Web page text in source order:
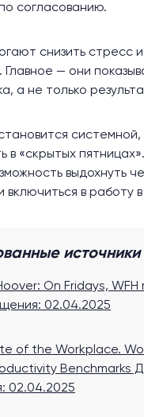
согласованию.
снизить стресс
— они
а не только
в «скрытых
выдохнуть
включиться в работу
источники
On Fridays,
02.04.2025
of the Workplace.
Benchmarks
02.04.2025